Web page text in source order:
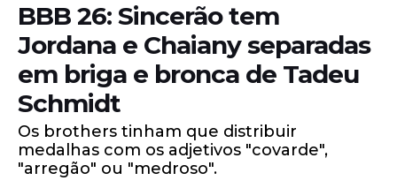
BBB 26: Sincerão tem
Jordana e Chaiany separadas
em briga e bronca de Tadeu
Schmidt
Os brothers tinham que distribuir
medalhas com os adjetivos "covarde",
"arregão" ou "medroso".